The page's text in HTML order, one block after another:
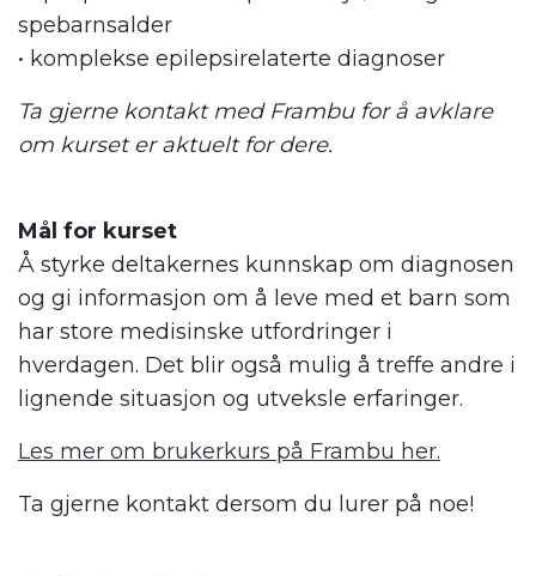
spebarnsalder
• komplekse epilepsirelaterte diagnoser
Ta gjerne kontakt med Frambu for å avklare
om kurset er aktuelt for dere.
Mål for kurset
Å styrke deltakernes kunnskap om diagnosen
og gi informasjon om å leve med et barn som
har store medisinske utfordringer i
hverdagen. Det blir også mulig å treffe andre i
lignende situasjon og utveksle erfaringer.
Les mer om brukerkurs på Frambu her.
Ta gjerne kontakt dersom du lurer på noe!